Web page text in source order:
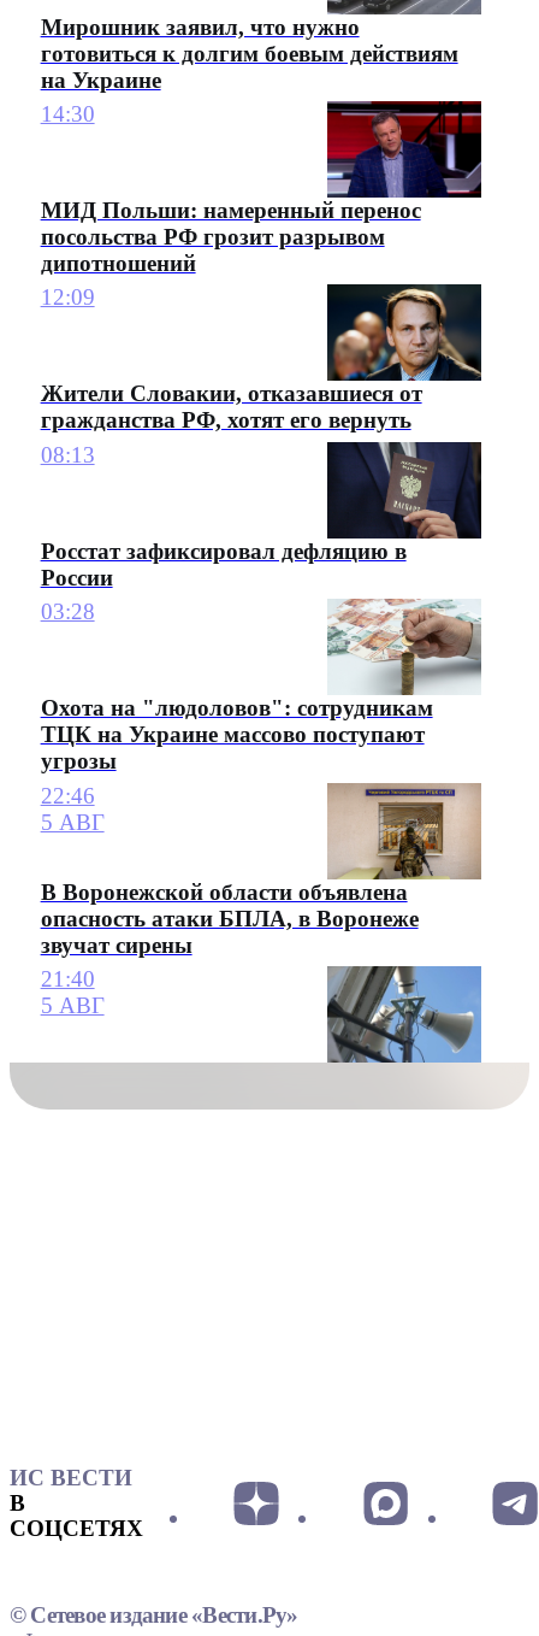
Мирошник заявил, что нужно
готовиться к долгим боевым действиям
на Украине
14:30
МИД Польши: намеренный перенос
посольства РФ грозит разрывом
дипотношений
12:09
Жители Словакии, отказавшиеся от
гражданства РФ, хотят его вернуть
08:13
Росстат зафиксировал дефляцию в
России
03:28
Охота на "людоловов": сотрудникам
ТЦК на Украине массово поступают
угрозы
22:46
5 АВГ
В Воронежской области объявлена
опасность атаки БПЛА, в Воронеже
звучат сирены
21:40
5 АВГ
ИС ВЕСТИ
В
СОЦСЕТЯХ
© Сетевое издание «Вести.Ру»